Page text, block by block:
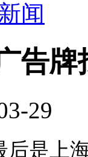
闻
告牌
29
是上